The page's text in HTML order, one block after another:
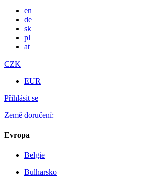
en
de
sk
pl
at
CZK
EUR
Přihlásit se
Země doručení:
Evropa
Belgie
Bulharsko